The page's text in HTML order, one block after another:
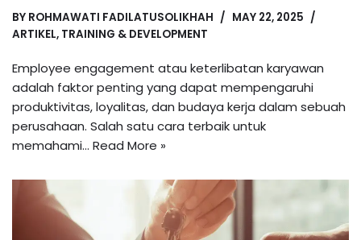
BY ROHMAWATI FADILATUSOLIKHAH
MAY 22, 2025
ARTIKEL, TRAINING & DEVELOPMENT
Employee engagement atau keterlibatan karyawan
adalah faktor penting yang dapat mempengaruhi
produktivitas, loyalitas, dan budaya kerja dalam sebuah
perusahaan. Salah satu cara terbaik untuk
memahami… Read More »